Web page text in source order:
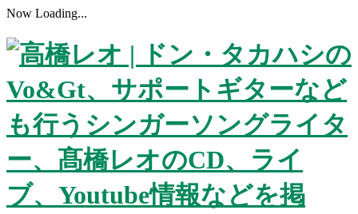
Now Loading...